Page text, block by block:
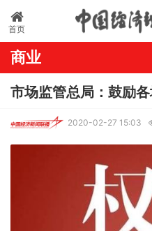
首页
商业
市场监管总局：鼓励
2020-02-27 15:03